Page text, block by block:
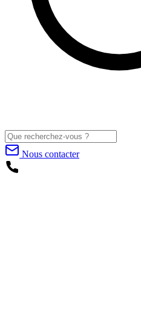
Nous contacter